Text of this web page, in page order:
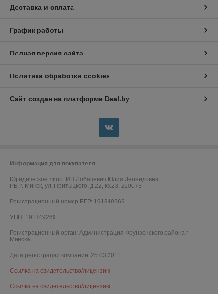
Доставка и оплата
График работы
Полная версия сайта
Политика обработки cookies
Сайт создан на платформе Deal.by
Информация для покупателя
Юридическое лицо: ИП Лобацевич Юлия Леонидовна
РБ, г. Минск, ул. Притыцкого, д.22, кв.23, 220073
Регистрационный номер ЕГР: 191349269
УНП: 191349269
Регистрационный орган: Администрация Фрунзенского района г
Минска
Дата регистрации компании: 25.03.2011
Ссылка на свидетельство/лицензию
Ссылка на свидетельство/лицензию